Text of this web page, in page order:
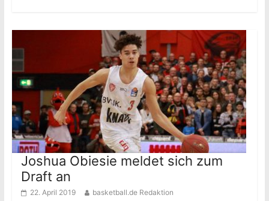
Joshua Obiesie meldet sich zum
Draft an
22. April 2019 basketball.de Redaktion